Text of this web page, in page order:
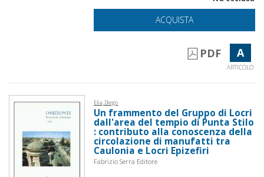
ACQUISTA
PDF A
ARTICOLO
Elia, Diego
Un frammento del Gruppo di Locri
dall'area del tempio di Punta Stilo
: contributo alla conoscenza della
circolazione di manufatti tra
Caulonia e Locri Epizefiri
Fabrizio Serra Editore